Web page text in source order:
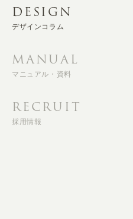
DESIGN
デザインコラム
MANUAL
マニュアル・資料
RECRUIT
採用情報